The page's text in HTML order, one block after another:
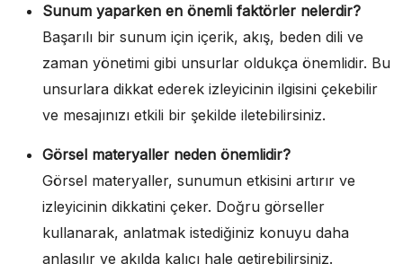
Sunum yaparken en önemli faktörler nelerdir?
Başarılı bir sunum için içerik, akış, beden dili ve
zaman yönetimi gibi unsurlar oldukça önemlidir. Bu
unsurlara dikkat ederek izleyicinin ilgisini çekebilir
ve mesajınızı etkili bir şekilde iletebilirsiniz.
Görsel materyaller neden önemlidir?
Görsel materyaller, sunumun etkisini artırır ve
izleyicinin dikkatini çeker. Doğru görseller
kullanarak, anlatmak istediğiniz konuyu daha
anlaşılır ve akılda kalıcı hale getirebilirsiniz.